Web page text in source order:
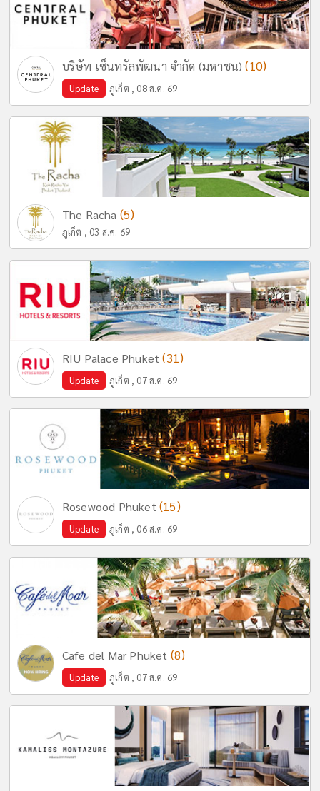
บริษัท เซ็นทรัลพัฒนา จำกัด (มหาชน)(10)
Update ภูเก็ต , 08 ส.ค. 69
The Racha (5)
ภูเก็ต , 03 ส.ค. 69
RIU Palace Phuket(31)
Update ภูเก็ต , 07 ส.ค. 69
Rosewood Phuket (15)
Update ภูเก็ต , 06 ส.ค. 69
Cafe del Mar Phuket (8)
Update ภูเก็ต , 07 ส.ค. 69